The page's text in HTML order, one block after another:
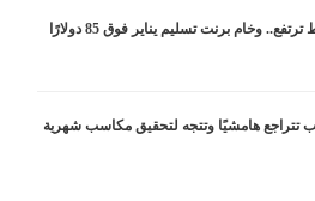
وخام برنت تسليم يناير فوق 85 دولارًا
تتراجع هامشيًا وتتجه لتحقيق مكاسب شهرية